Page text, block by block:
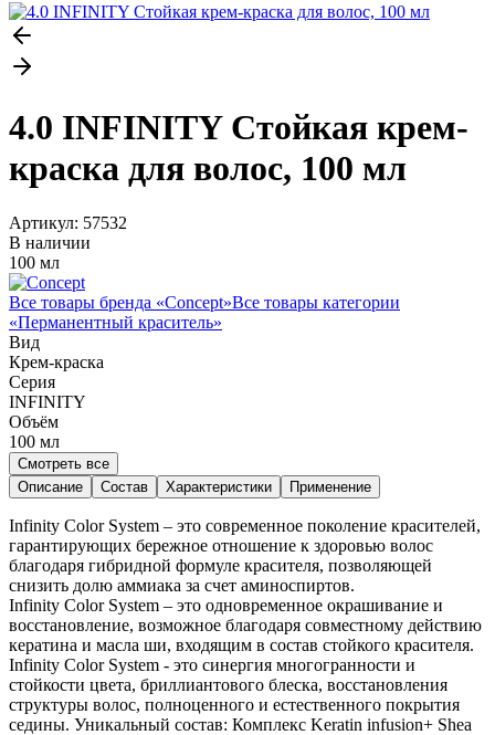
4.0 INFINITY Стойкая крем-
краска для волос, 100 мл
Артикул: 57532
В наличии
100 мл
Все товары бренда «Concept»Все товары категории
«Перманентный краситель»
Вид
Крем-краска
Серия
INFINITY
Объём
100 мл
Смотреть все
Описание
Состав Характеристики Применение
Infinity Color System – это современное поколение красителей,
гарантирующих бережное отношение к здоровью волос
благодаря гибридной формуле красителя, позволяющей
снизить долю аммиака за счет аминоспиртов.
Infinity Color System – это одновременное окрашивание и
восстановление, возможное благодаря совместному действию
кератина и масла ши, входящим в состав стойкого красителя.
Infinity Color System - это синергия многогранности и
стойкости цвета, бриллиантового блеска, восстановления
структуры волос, полноценного и естественного покрытия
седины. Уникальный состав: Комплекс Keratin infusion+ Sheа